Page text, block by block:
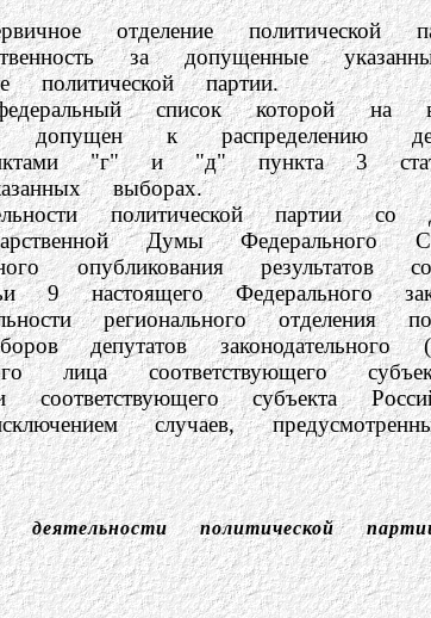
политической
за допущенные
политической партии.
список которой на
допущен к распределению
"г" и "д" пункта 3
выборах.
партии со дня
Думы Федерального
опубликования результатов
настоящего Федерального
отделения
депутатов законодательного
лица соответствующего
соответствующего субъекта
исключением случаев,
деятельности политической